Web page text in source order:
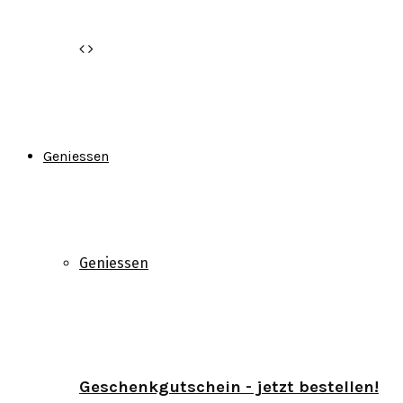
Geniessen
Geniessen
Geschenkgutschein - jetzt bestellen!